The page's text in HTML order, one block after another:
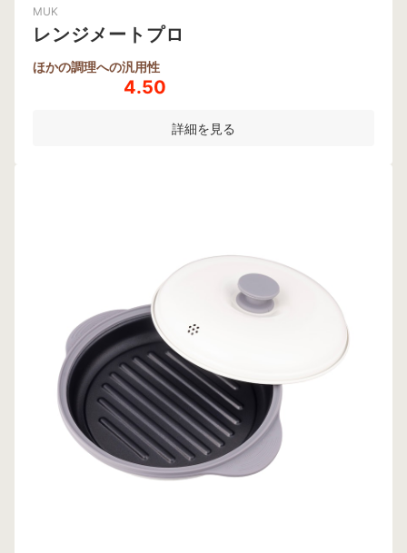
MUK
レンジメートプロ
ほかの調理への汎用性
4.50
詳細を見る